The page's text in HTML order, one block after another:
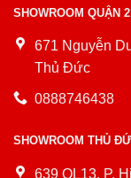
SHOWROOM QUẬN 2
671 Nguyễn
Thủ Đức
0888746438
SHOWROOM THỦ
639 QL13, P.